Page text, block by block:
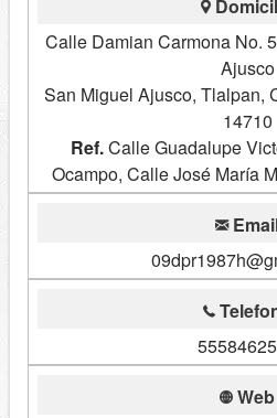
Calle Damian Carmona No.
Ajusco
San Miguel Ajusco, Tlalpan,
14710
Ref.Calle Guadalupe
Ocampo, Calle José María
Web